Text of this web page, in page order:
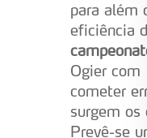
para além
eficiência
Ogier com
cometer
surgem
Prevê-se